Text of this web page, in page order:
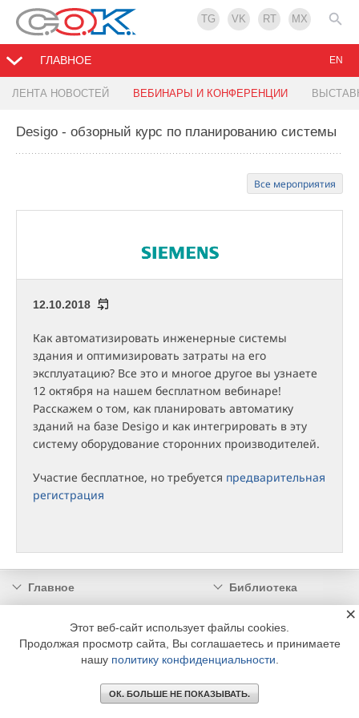
TG VK RT MX
ГЛАВНОЕ
ЛЕНТА НОВОСТЕЙ ВЕБИНАРЫ И КОНФЕРЕНЦИИ
EN
Desigo - обзорный курс по планированию системы
Все мероприятия
12.10.2018
Как автоматизировать инженерные системы
здания и оптимизировать затраты на его
эксплуатацию? Все это и многое другое вы узнаете
12 октября на нашем бесплатном вебинаре!
Расскажем о том, как планировать автоматику
зданий на базе Desigo и как интегрировать в эту
систему оборудование сторонних производителей.
Участие бесплатное, но требуется предварительная
регистрация
Главное
Библиотека
Информация
© 2002 - 2026 OOO Издательский дом «МЕДИА ТЕХНОЛОДЖИ» +7 (495) 665-00-
Этот веб-сайт использует файлы cookies.
Продолжая просмотр сайта, Вы соглашаетесь и принимаете
нашу политику конфиденциальности
ОК. БОЛЬШЕ НЕ ПОКАЗЫВАТЬ.
×